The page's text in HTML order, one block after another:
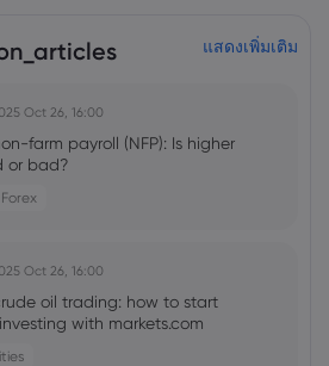
แสดงเพิ่มเติม
Oct 26, 16:00
farm payroll (NFP): Is higher
or bad?
Forex
Oct 26, 16:00
oil trading: how to start
with markets.com